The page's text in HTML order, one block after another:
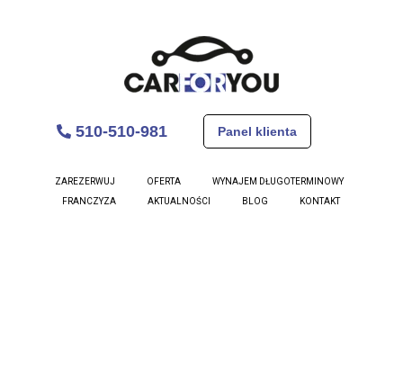
510-510-981 Panel klienta
ZAREZERWUJ OFERTA
WYNAJEM DŁUGOTERMINOWY
FRANCZYZA
AKTUALNOŚCI BLOG KONTAKT
Skoda Fabia